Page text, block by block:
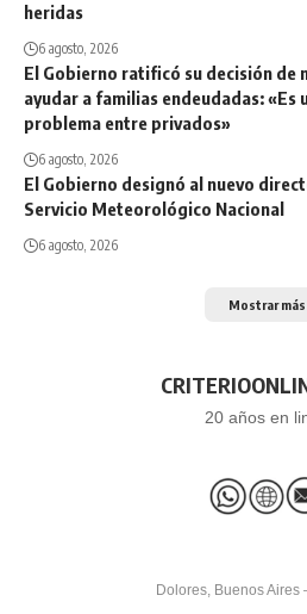
heridas
6 agosto, 2026
El Gobierno ratificó su decisión de
ayudar a familias endeudadas: «Es
problema entre privados»
6 agosto, 2026
El Gobierno designó al nuevo
Servicio Meteorológico Nacional
6 agosto, 2026
Mostrar más
20 años en
Dolores, Buenos Aires